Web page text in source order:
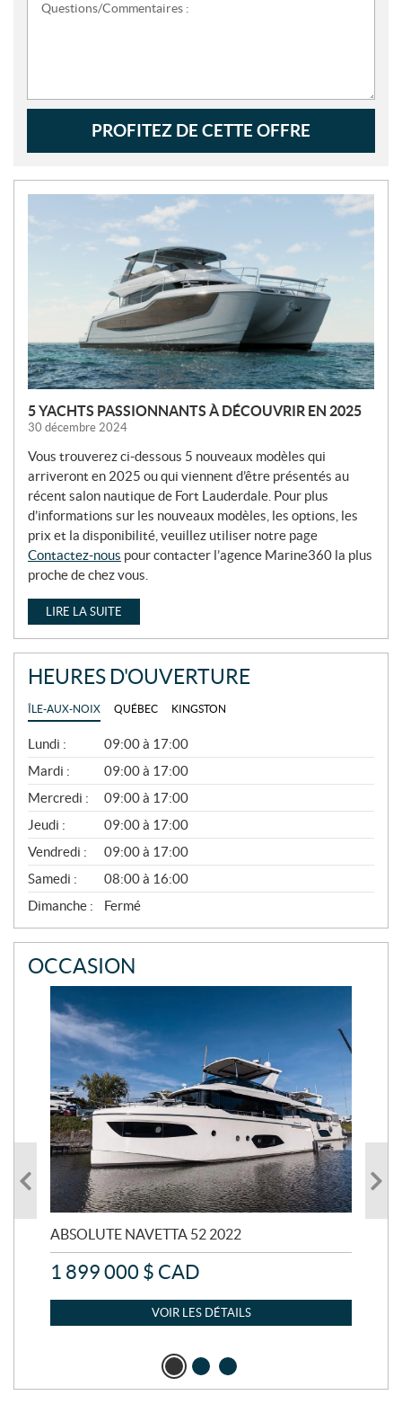
Questions/Commentaires :
PROFITEZ DE CETTE OFFRE
O
E
S
5 YACHTS PASSIONNANTS À DÉCOUVRIR EN 2025
30 décembre 2024
Vous trouverez ci-dessous 5 nouveaux modèles qui
arriveront en 2025 ou qui viennent d’être présentés au
récent salon nautique de Fort Lauderdale. Pour plus
d’informations sur les nouveaux modèles, les options, les
prix et la disponibilité, veuillez utiliser notre page
Contactez-nous pour contacter l’agence Marine360 la plus
proche de chez vous.
LIRE LA SUITE
HEURES D'OUVERTURE
ÎLE-AUX-NOIX QUÉBEC KINGSTON
G
É
N
É
R
A
L
Lundi :
09:00 à 17:00
Mardi :
09:00 à 17:00
Mercredi :
09:00 à 17:00
Jeudi :
09:00 à 17:00
Vendredi :
09:00 à 17:00
Samedi :
08:00 à 16:00
Dimanche :
Fermé
OCCASION
ABSOLUTE NAVETTA 52 2022
1 899 000 $ CAD
VOIR LES DÉTAILS